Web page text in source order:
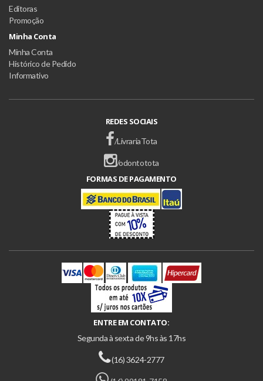
Editoras
Promoção
Minha Conta
Minha Conta
Histórico de Pedido
Informativo
REDES SOCIAIS
/LivrariaTota
/odontotota
FORMAS DE PAGAMENTO
ENTRE EM CONTATO:
Segunda à sexta de 9hs às 17hs
(16) 3624-2777